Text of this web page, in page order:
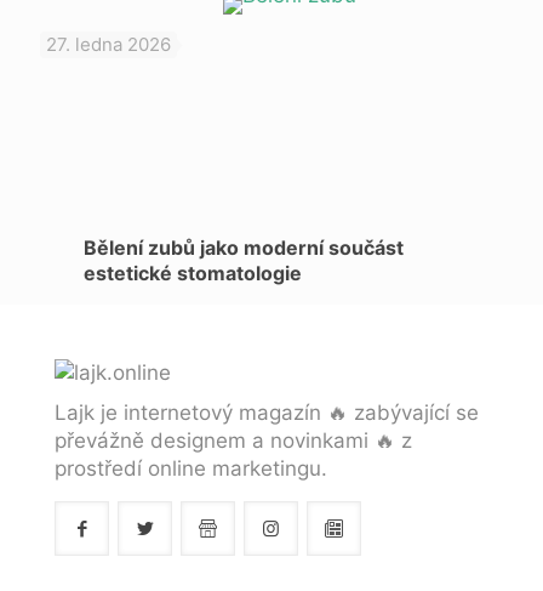
27. ledna 2026
Bělení zubů jako moderní součást
estetické stomatologie
Lajk je internetový magazín 🔥 zabývající se
převážně designem a novinkami 🔥 z
prostředí online marketingu.